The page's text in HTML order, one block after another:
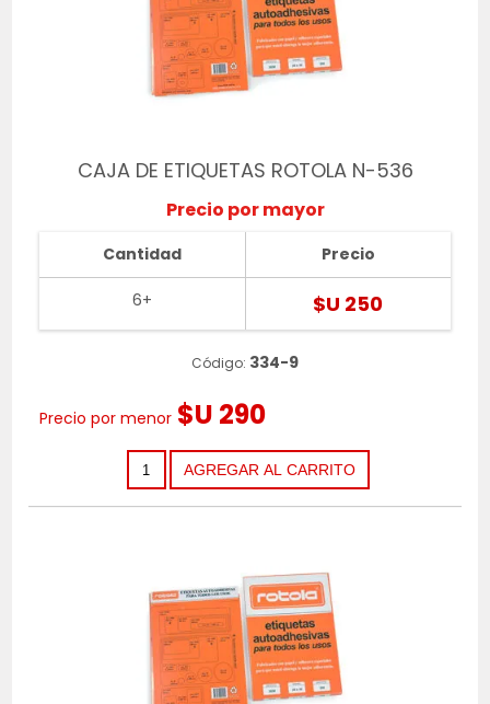
CAJA DE ETIQUETAS ROTOLA N-536
Precio por mayor
Cantidad
6+
Precio
$U 250
Código: 334-9
Precio por menor $U 290